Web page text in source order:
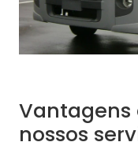
nossos